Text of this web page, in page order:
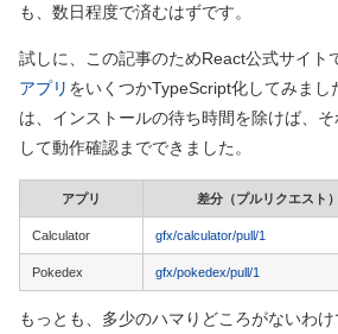
も、数日程度で済むはずです。
試しに、この記事のためReact公式サイト
アプリ をいくつかTypeScript化してみまし
は、インストールの待ち時間を除けば、
して動作確認までできました。
アプリ 差分（プルリクエスト）
Calculator gfx/calculator/pull/1
Pokedex gfx/pokedex/pull/1
もっとも、多少のハマりどころがないわ